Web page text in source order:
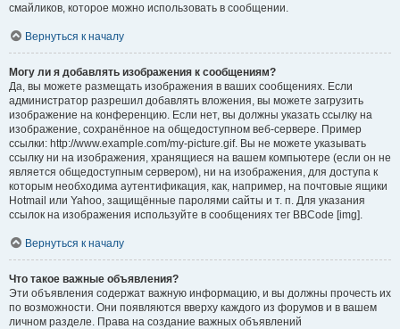
смайликов, которое можно использовать в сообщении.
Вернуться к началу
Могу ли я добавлять изображения к сообщениям?
Да, вы можете размещать изображения в ваших сообщениях. Если
администратор разрешил добавлять вложения, вы можете загрузить
изображение на конференцию. Если нет, вы должны указать ссылку на
изображение, сохранённое на общедоступном веб-сервере. Пример
ссылки: http://www.example.com/my-picture.gif. Вы не можете указывать
ссылку ни на изображения, хранящиеся на вашем компьютере (если он не
является общедоступным сервером), ни на изображения, для доступа к
которым необходима аутентификация, как, например, на почтовые ящики
Hotmail или Yahoo, защищённые паролями сайты и т. п. Для указания
ссылок на изображения используйте в сообщениях тег BBCode [img].
Вернуться к началу
Что такое важные объявления?
Эти объявления содержат важную информацию, и вы должны прочесть их
по возможности. Они появляются вверху каждого из форумов и в вашем
личном разделе. Права на создание важных объявлений